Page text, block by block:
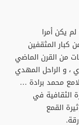
يكن أمرا
كبار المثقفين
من القرن الماضي
، و الراحل المهدي
محمد برادة …
الثقافية في
القمع